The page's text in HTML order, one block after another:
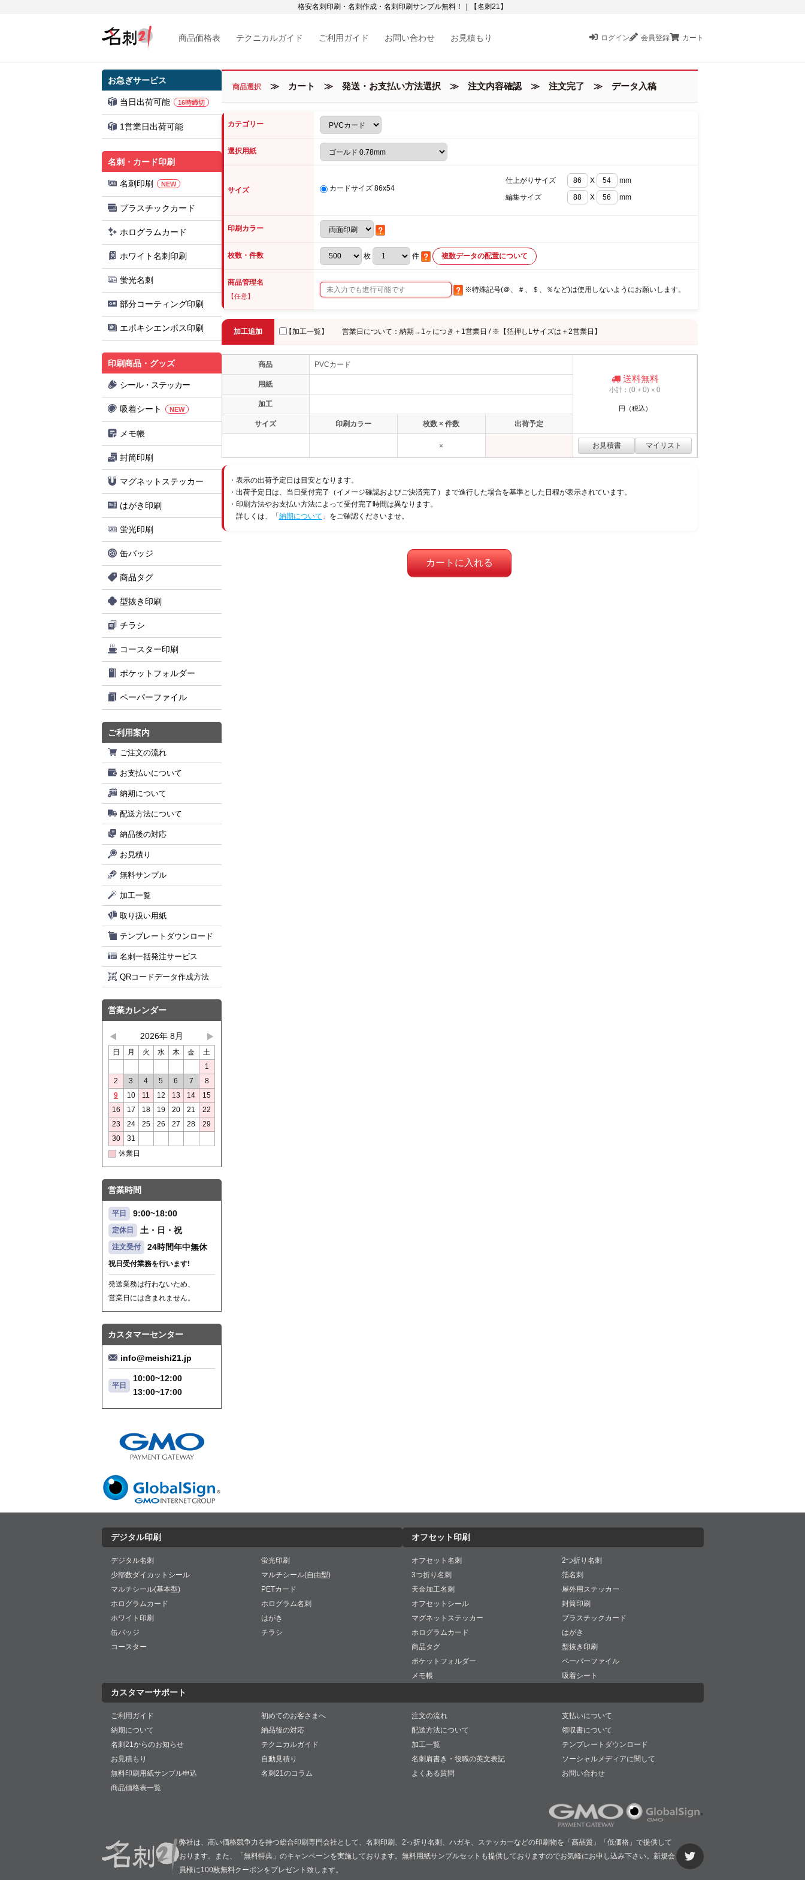
格安名刺印刷・名刺作成・名刺印刷サンプル無料！｜【名刺21】
商品価格表 テクニカルガイド ご利用ガイド お問い合わせ お見積もり ログイン 会員登録 カート
お急ぎサービス
当日出荷可能 16時締切
1営業日出荷可能
名刺・カード印刷
名刺印刷 NEW
プラスチックカード
ホログラムカード
ホワイト名刺印刷
蛍光名刺
部分コーティング印刷
エポキシエンボス印刷
印刷商品・グッズ
シール・ステッカー
吸着シート NEW
メモ帳
封筒印刷
マグネットステッカー
はがき印刷
蛍光印刷
缶バッジ
商品タグ
型抜き印刷
チラシ
コースター印刷
ポケットフォルダー
ペーパーファイル
ご利用案内
ご注文の流れ
お支払いについて
納期について
配送方法について
納品後の対応
お見積り
無料サンプル
加工一覧
取り扱い用紙
テンプレートダウンロード
名刺一括発注サービス
QRコードデータ作成方法
営業カレンダー
2026年 8月
日 月 火 水 木 金
土
1
2
3 4 5 6 7
8
9
10 11 12 13 14
15
16
17 18 19 20 21
22
23
24 25 26 27 28
29
30
31
休業日
営業時間
平日 9:00~18:00
定休日 土・日・祝
注文受付 24時間年中無休
祝日受付業務を行います!
発送業務は行わないため、
営業日には含まれません。
カスタマーセンター
info@meishi21.jp
平日
10:00~12:00
13:00~17:00
商品選択≫ カート ≫ 発送・お支払い方法選択 ≫ 注文内容確認 ≫ 注文完了 ≫ データ入稿
カテゴリー
選択用紙
サイズ カードサイズ 86x54
仕上がりサイズ X
mm
編集サイズ
X mm
印刷カラー
枚数・件数 枚 件 複数データの配置について
商品管理名
【任意】
※特殊記号(＠、＃、＄、％など)は使用しないようにお願いします。
加工追加 【加工一覧】 営業日について：納期→1ヶにつき＋1営業日 / ※【箔押しLサイズは＋2営業日】
商品 PVCカード
用紙
加工
サイズ 印刷カラー 枚数 × 件数 出荷予定
×
送料無料
小計：(0 +0) ×0
円（税込）
表示の出荷予定日は目安となります。
出荷予定日は、当日受付完了（イメージ確認およびご決済完了）まで進行した場合を基準とした日程が表示されています。
印刷方法やお支払い方法によって受付完了時間は異なります。
詳しくは、「 納期について 」をご確認くださいませ。
デジタル印刷
デジタル名刺
蛍光印刷
少部数ダイカットシール
マルチシール(自由型)
マルチシール(基本型)
PETカード
ホログラムカード
ホログラム名刺
ホワイト印刷
はがき
缶バッジ
チラシ
コースター
オフセット印刷
オフセット名刺
2つ折り名刺
3つ折り名刺
箔名刺
天金加工名刺
屋外用ステッカー
オフセットシール
封筒印刷
マグネットステッカー
プラスチックカード
ホログラムカード
はがき
商品タグ
型抜き印刷
ポケットフォルダー
ペーパーファイル
メモ帳
吸着シート
カスタマーサポート
ご利用ガイド 初めてのお客さまへ 注文の流れ
支払いについて
納期について
納品後の対応 配送方法について
領収書について
名刺21からのお知らせ
テクニカルガイド 加工一覧
テンプレートダウンロード
お見積もり
自動見積り 名刺肩書き・役職の英文表記
ソーシャルメディアに関して
無料印刷用紙サンプル申込
名刺21のコラム よくある質問
お問い合わせ
商品価格表一覧
弊社は、高い価格競争力を持つ総合印刷専門会社として、名刺印刷、2っ折り名刺、ハガキ、ステッカーなどの印刷物を「高品質」「低価格」で提供して
おります。また、「無料特典」のキャンペーンを実施しております。無料用紙サンプルセットも提供しておりますのでお気軽にお申し込み下さい。新規会
員様に100枚無料クーポンをプレゼント致します。